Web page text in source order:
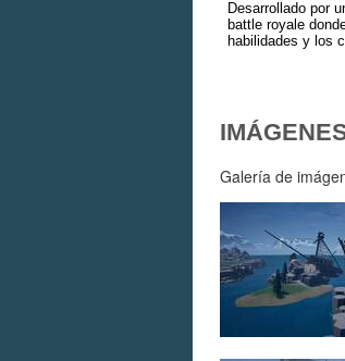
Desarrollado por
battle royale
habilidades y los
Galería de